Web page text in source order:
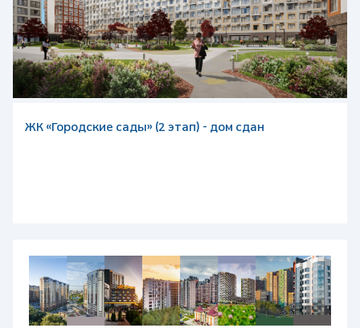
ЖК «Городские сады» (2 этап) - дом сдан